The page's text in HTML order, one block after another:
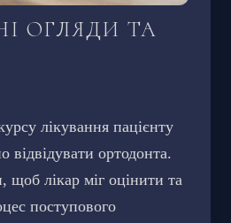
ОГЛЯДИ ТА
лікування пацієнту
відвідувати ортодонта.
щоб лікар міг оцінити та
поступового